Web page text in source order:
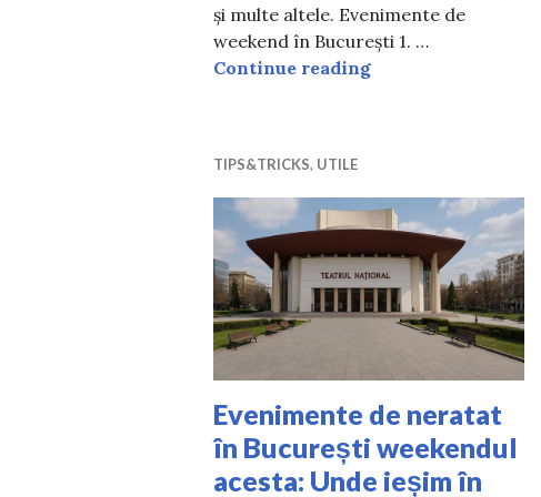
și multe altele. Evenimente de
weekend în București 1. …
Continue readingCe evenimente au
TIPS&TRICKS, UTILE
Evenimente de neratat
în București weekendul
acesta: Unde ieșim în